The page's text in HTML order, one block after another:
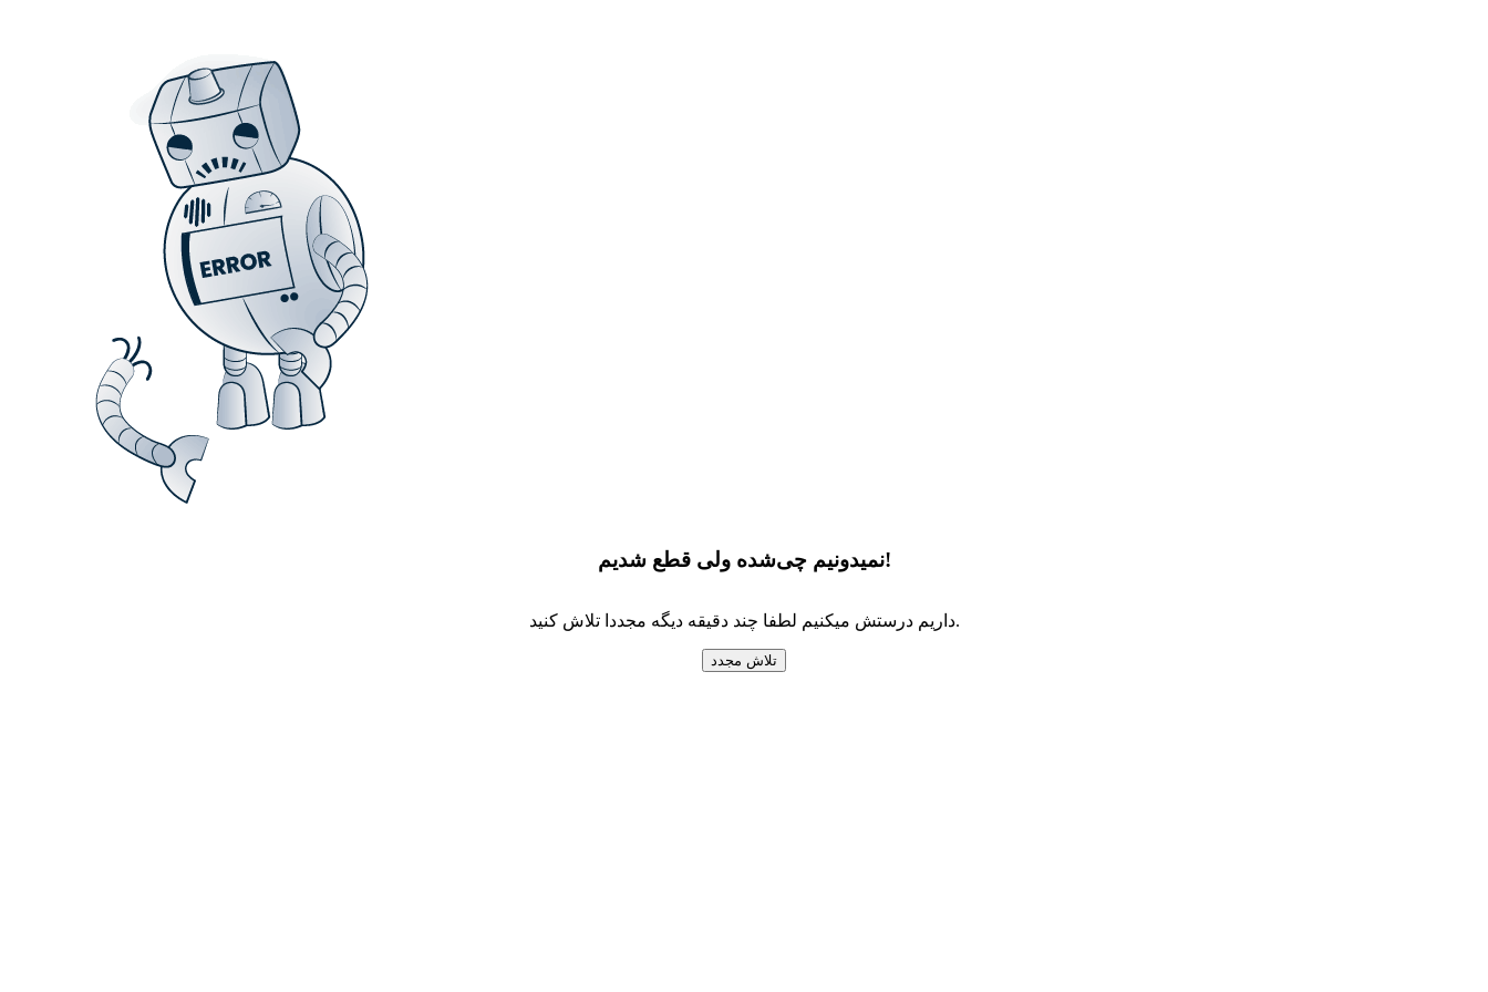
نمیدونیم چی‌شده ولی قطع شدیم!
داریم درستش میکنیم لطفا چند دقیقه دیگه مجددا تلاش کنید.
تلاش مجدد